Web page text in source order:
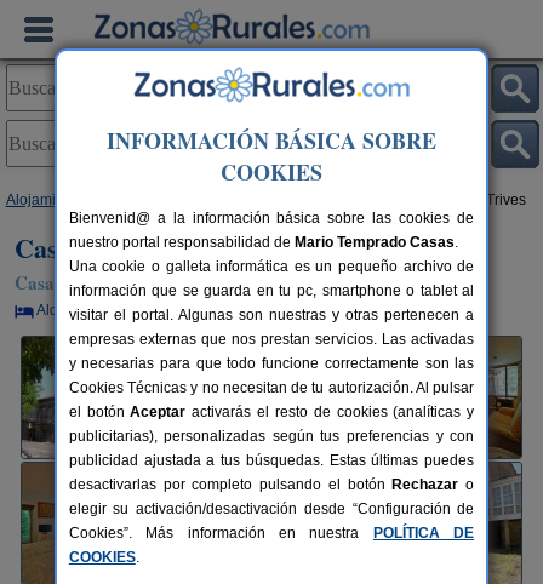
Alojamientos > Casa Grande de Trives
Casa Grande de Trives
Casa Rural en A Pobra de Trives (Ourense)
Alquiler por habitaciones 18+6 plazas 69 km de Ourense
INFORMACIÓN BÁSICA SOBRE
COOKIES
Bienvenid@ a la información básica sobre las cookies de
nuestro portal responsabilidad de Mario Temprado Casas.
Una cookie o galleta informática es un pequeño archivo de
información que se guarda en tu pc, smartphone o tablet al
visitar el portal. Algunas son nuestras y otras pertenecen a
empresas externas que nos prestan servicios. Las activadas
y necesarias para que todo funcione correctamente son las
Cookies Técnicas y no necesitan de tu autorización. Al pulsar
el botónAceptar activarás el resto de cookies (analíticas y
publicitarias), personalizadas según tus preferencias y con
publicidad ajustada a tus búsquedas. Estas últimas puedes
desactivarlas por completo pulsando el botón Rechazar o
elegir su activación/desactivación desde “Configuración de
Cookies”. Más información en nuestra
POLÍTICA DE
COOKIES.